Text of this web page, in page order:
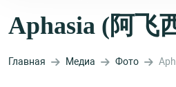
Aphasia (阿飞
Главная Медиа Фото